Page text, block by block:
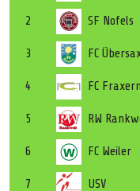
2 SF Nofels
3 FC
4 FC Fraxern
5 RW
6 FC Weiler
7
USV